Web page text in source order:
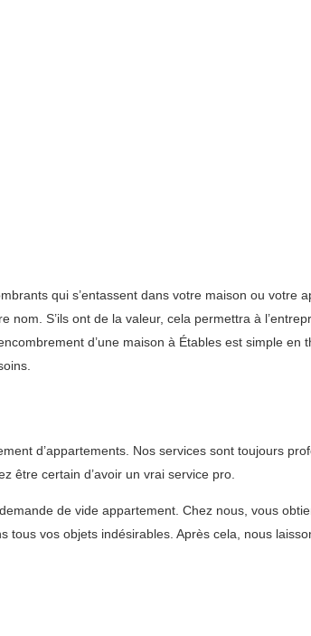
qui s’entassent dans votre maison ou votre
S’ils ont de la valeur, cela permettra à
d’une maison à Étables est simple en
d’appartements. Nos services sont toujours
être certain d’avoir un vrai service pro.
de vide appartement. Chez nous, vous
vos objets indésirables. Après cela, nous